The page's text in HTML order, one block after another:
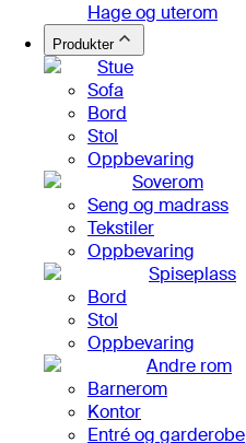
Hage og uterom
Produkter
Stue
Sofa
Bord
Stol
Oppbevaring
Soverom
Seng og madrass
Tekstiler
Oppbevaring
Spiseplass
Bord
Stol
Oppbevaring
Andre rom
Barnerom
Kontor
Entré og garderobe